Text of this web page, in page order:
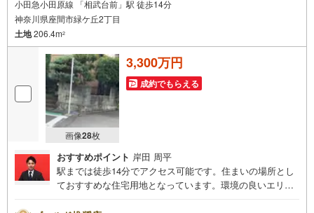
小田急小田原線 「相武台前」駅 徒歩14分
神奈川県座間市緑ケ丘2丁目
土地206.4m2
画像28枚
3,300万円
成約でもらえる
おすすめポイント 岸田 周平
駅までは徒歩14分でアクセス可能です。住まいの場所とし
ておすすめな住宅用地となっています。環境の良いエリア